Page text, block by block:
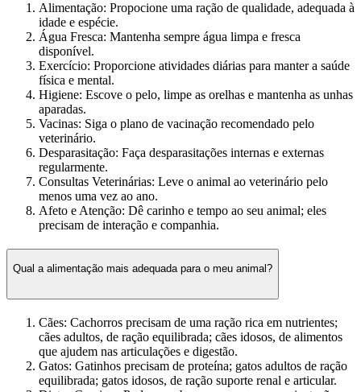
Alimentação: Propocione uma ração de qualidade, adequada à
idade e espécie.
Água Fresca: Mantenha sempre água limpa e fresca
disponível.
Exercício: Proporcione atividades diárias para manter a saúde
física e mental.
Higiene: Escove o pelo, limpe as orelhas e mantenha as unhas
aparadas.
Vacinas: Siga o plano de vacinação recomendado pelo
veterinário.
Desparasitação: Faça desparasitações internas e externas
regularmente.
Consultas Veterinárias: Leve o animal ao veterinário pelo
menos uma vez ao ano.
Afeto e Atenção: Dê carinho e tempo ao seu animal; eles
precisam de interação e companhia.
Qual a alimentação mais adequada para o meu animal?
Cães: Cachorros precisam de uma ração rica em nutrientes;
cães adultos, de ração equilibrada; cães idosos, de alimentos
que ajudem nas articulações e digestão.
Gatos: Gatinhos precisam de proteína; gatos adultos de ração
equilibrada; gatos idosos, de ração suporte renal e articular.